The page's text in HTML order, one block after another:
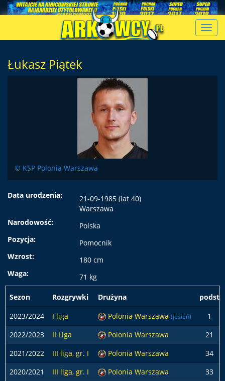
Łukasz Piątek
© KSP Polonia Warszawa
Data urodzenia:
21-09-1985 (lat 40)
Warszawa
Narodowość:
Polska
Pozycja:
Pomocnik
Wzrost:
180 cm
Waga:
71 kg
Sezon Rozgrywki Drużyna
podst
2023/2024
I liga Polonia Warszawa (jesień)
1
2022/2023
II Liga Polonia Warszawa
21
2021/2022
III liga, gr. I Polonia Warszawa
34
2020/2021
III liga, gr. I Polonia Warszawa
33